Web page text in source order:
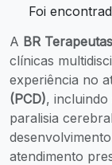
Foi
A BR Terapeutas
clínicas
experiência no
(PCD),
paralisia
atendimento